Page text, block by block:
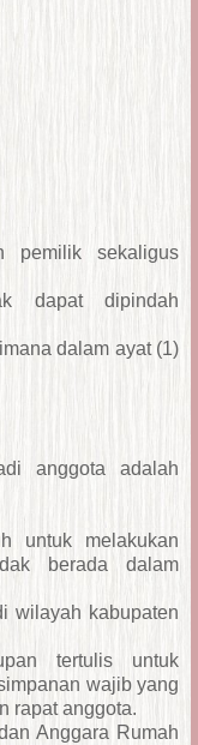
pemilik sekaligus
dapat dipindah
dalam ayat (1)
anggota adalah
untuk melakukan
berada dalam
wilayah kabupaten
tertulis untuk
wajib yang
rapat anggota.
Anggara Rumah